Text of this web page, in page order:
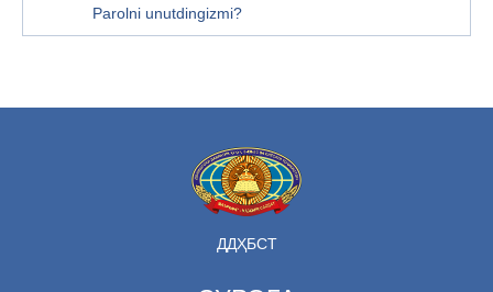
Parolni unutdingizmi?
ДДҲБСТ